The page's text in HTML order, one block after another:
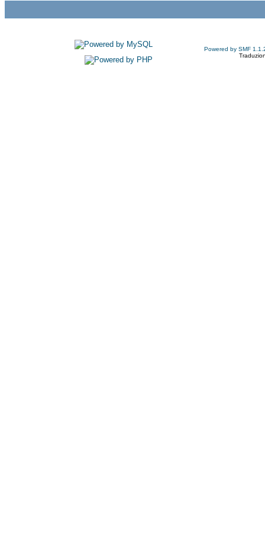
Powered by SMF